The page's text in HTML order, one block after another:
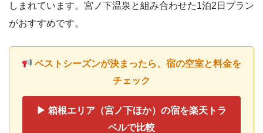
しまれています。宮ノ下温泉と組み合わせた1泊2日プラン
がおすすめです。
ベストシーズンが決まったら、宿の空室と料金を
チェック
▶ 箱根エリア（宮ノ下ほか）の宿を楽天トラ
ベルで比較